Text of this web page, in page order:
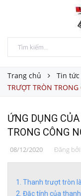
Trang chủ Tin
TRƯỢT TRÒN TRONG
ỨNG DỤNG
TRONG CÔNG
08/12/2020 Đăng bởi:
Thanh trượt tròn
Đặc tính của